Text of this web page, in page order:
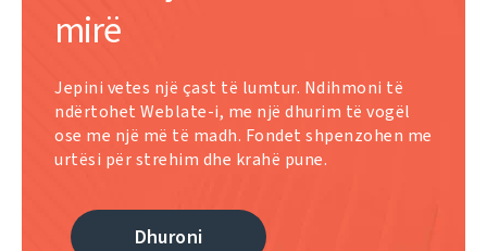
mirë
Jepini vetes një çast të lumtur. Ndihmoni të
ndërtohet Weblate-i, me një dhurim të vogël
ose me një më të madh. Fondet shpenzohen me
urtësi për strehim dhe krahë pune.
Dhuroni